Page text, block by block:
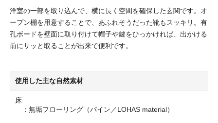
洋室の一部を取り込んで、横に長く空間を確保した玄関です。オ
ープン棚を用意することで、あふれそうだった靴もスッキリ。有
孔ボードを壁面に取り付けて帽子や鍵をひっかければ、出かける
前にサッと取ることが出来て便利です。
使用した主な自然素材
床
：無垢フローリング（パイン／LOHAS material）